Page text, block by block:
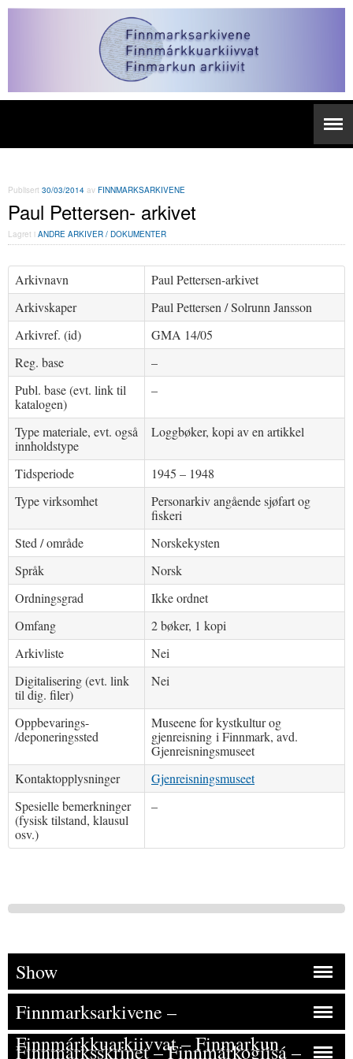
Publisert 30/03/2014 av FINNMARKSARKIVENE
Paul Pettersen- arkivet
Lagret i ANDRE ARKIVER / DOKUMENTER
Arkivnavn
Paul Pettersen-arkivet
Arkivskaper
Paul Pettersen / Solrunn Jansson
Arkivref. (id)
GMA 14/05
Reg. base
–
Publ. base (evt. link til
katalogen)
–
Type materiale, evt. også
innholdstype
Loggbøker, kopi av en artikkel
Tidsperiode
1945 – 1948
Type virksomhet
Personarkiv angående sjøfart og
fiskeri
Sted / område
Norskekysten
Språk
Norsk
Ordningsgrad
Ikke ordnet
Omfang
2 bøker, 1 kopi
Arkivliste
Nei
Digitalisering (evt. link
til dig. filer)
Nei
Oppbevarings-
/deponeringssted
Museene for kystkultur og
gjenreisning i Finnmark, avd.
Gjenreisningsmuseet
Kontaktopplysninger
Gjenreisningsmuseet
Spesielle bemerkninger
(fysisk tilstand, klausul
osv.)
–
Show
Finnmarksarkivene –
Finnmárkkuarkiivvat – Finmarkun
Finnmarksskrinet – Finnmárkogiisá –